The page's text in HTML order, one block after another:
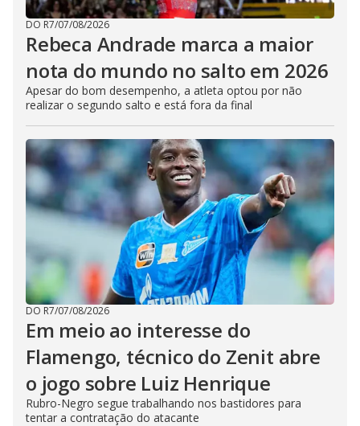
DO R7/07/08/2026
Rebeca Andrade marca a maior
nota do mundo no salto em 2026
Apesar do bom desempenho, a atleta optou por não
realizar o segundo salto e está fora da final
DO R7/07/08/2026
Em meio ao interesse do
Flamengo, técnico do Zenit abre
o jogo sobre Luiz Henrique
Rubro-Negro segue trabalhando nos bastidores para
tentar a contratação do atacante